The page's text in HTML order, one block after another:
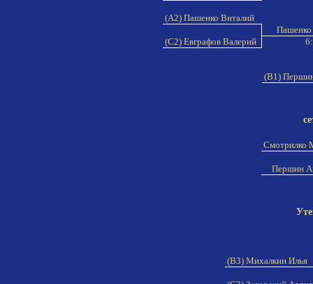
(A2) Пашенко Виталий
(C2) Евграфов Валерий
(B1)
Смотрилко
Першин
(B3) Михалкин Илья